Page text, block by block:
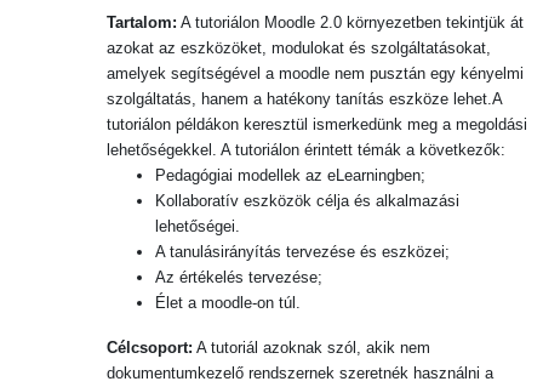
Tartalom: A tutoriálon Moodle 2.0 környezetben tekintjük át
azokat az eszközöket, modulokat és szolgáltatásokat,
amelyek segítségével a moodle nem pusztán egy kényelmi
szolgáltatás, hanem a hatékony tanítás eszköze lehet.A
tutoriálon példákon keresztül ismerkedünk meg a megoldási
lehetőségekkel. A tutoriálon érintett témák a következők:
Pedagógiai modellek az eLearningben;
Kollaboratív eszközök célja és alkalmazási
lehetőségei.
A tanulásirányítás tervezése és eszközei;
Az értékelés tervezése;
Élet a moodle-on túl.
Célcsoport: A tutoriál azoknak szól, akik nem
dokumentumkezelő rendszernek szeretnék használni a